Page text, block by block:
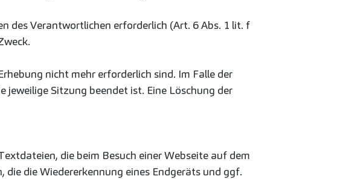
des Verantwortlichen erforderlich (Art. 6 Abs. 1 lit. f
nicht mehr erforderlich sind. Im Falle der
jeweilige Sitzung beendet ist. Eine Löschung der
die beim Besuch einer Webseite auf dem
die Wiedererkennung eines Endgeräts und ggf.